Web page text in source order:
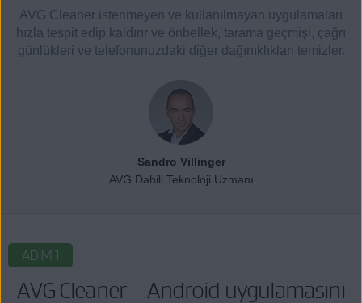
AVG Cleaner istenmeyen ve kullanılmayan uygulamaları
hızla tespit edip kaldırır ve önbellek, tarama geçmişi, çağrı
günlükleri ve telefonunuzdaki diğer dağınıklıkları temizler.
Sandro Villinger
AVG Dahili Teknoloji Uzmanı
ADIM 1
AVG Cleaner – Android uygulamasını